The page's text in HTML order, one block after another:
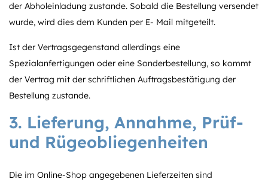
der Abholeinladung zustande. Sobald die Bestellung versendet
wurde, wird dies dem Kunden per E- Mail mitgeteilt.
Ist der Vertragsgegenstand allerdings eine
Spezialanfertigungen oder eine Sonderbestellung, so kommt
der Vertrag mit der schriftlichen Auftragsbestätigung der
Bestellung zustande.
3. Lieferung, Annahme, Prüf-
und Rügeobliegenheiten
Die im Online-Shop angegebenen Lieferzeiten sind